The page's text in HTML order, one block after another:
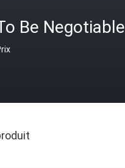
Be Negotiable